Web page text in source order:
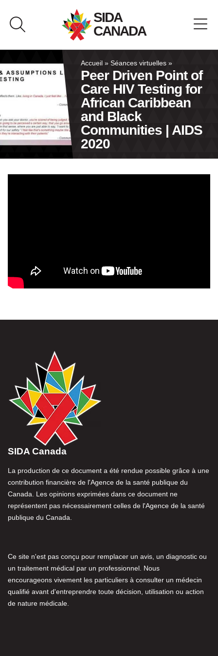
contenu
SIDA
CANADA
À propos de SIDA Canada
Banque de ressources
Pavillon du Canada
Nous joindre
English
Accueil » Séances virtuelles »
Peer Driven Point of
Care HIV Testing for
African Caribbean
and Black
Communities | AIDS
2020
SIDA Canada
La production de ce document a été rendue possible grâce à une
contribution financière de l'Agence de la santé publique du
Canada. Les opinions exprimées dans ce document ne
représentent pas nécessairement celles de l'Agence de la santé
publique du Canada.
Ce site n'est pas conçu pour remplacer un avis, un diagnostic ou
un traitement médical par un professionnel. Nous
encourageons vivement les particuliers à consulter un médecin
qualifié avant d'entreprendre toute décision, utilisation ou action
de nature médicale.